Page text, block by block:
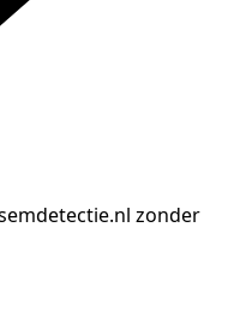
zonder